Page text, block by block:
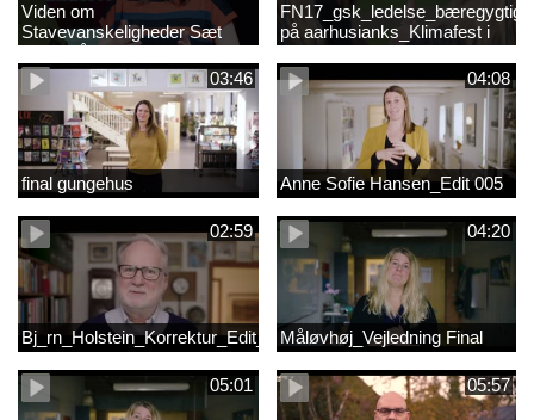
Viden om
Stavevanskeligheder Sæt
fokus på stavning
på aarhusianks_Klimafest i
børnehøjde
03:46
final gungehus
04:08
Anne Sofie Hansen_Edit 005
02:59 04:20
Måløvhøj_Vejledning Final
05:01 05:57